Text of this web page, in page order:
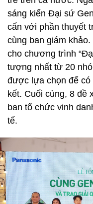
sáng kiến Đại sứ
cấn với phần thuyết
cùng ban giám
cho chương trình
tượng nhất từ 20
được lựa chọn để có
kết. Cuối cùng, 8 đề
ban tổ chức vinh
tế.